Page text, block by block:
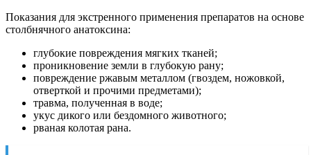
Показания для экстренного применения препаратов на основе
столбнячного анатоксина:
глубокие повреждения мягких тканей;
проникновение земли в глубокую рану;
повреждение ржавым металлом (гвоздем, ножовкой,
отверткой и прочими предметами);
травма, полученная в воде;
укус дикого или бездомного животного;
рваная колотая рана.